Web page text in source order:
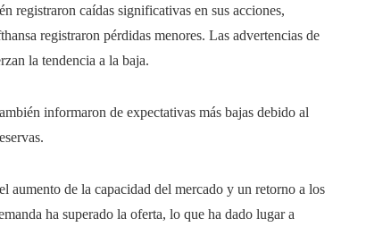
registraron caídas significativas en sus acciones,
registraron pérdidas menores. Las advertencias de
la tendencia a la baja.
informaron de expectativas más bajas debido al
aumento de la capacidad del mercado y un retorno a los
ha superado la oferta, lo que ha dado lugar a